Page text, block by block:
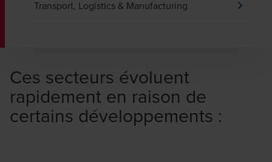
Transport, Logistics & Manufacturing
Ces secteurs évoluent
rapidement en raison de
certains développements :